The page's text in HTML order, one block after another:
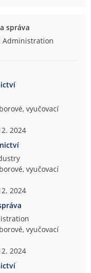
správa
Administration
vyučovací
2024
vyučovací
2024
vyučovací
2024